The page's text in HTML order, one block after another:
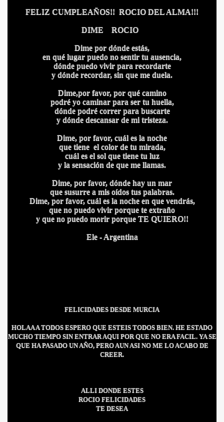
FELIZ CUMPLEAÑOS!! ROCIO DEL ALMA!!!
DIME ROCIO
Dime por dónde estás,
en qué lugar puedo no sentir tu ausencia,
dónde puedo vivir para recordarte
y dónde recordar, sin que me duela.
Dime,por favor, por qué camino
podré yo caminar para ser tu huella,
dónde podré correr para buscarte
y dónde descansar de mi tristeza.
Dime, por favor, cuál es la noche
que tiene el color de tu mirada,
cuál es el sol que tiene tu luz
y la sensación de que me llamas.
Dime, por favor, dónde hay un mar
que susurre a mis oídos tus palabras.
Dime, por favor, cuál es la noche en que vendrás,
que no puedo vivir porque te extraño
y que no puedo morir porque TE QUIERO!!
Ele - Argentina
FELICIDADES DESDE MURCIA
HOLAA A TODOS ESPERO QUE ESTEIS TODOS BIEN. HE ESTADO
MUCHO TIEMPO SIN ENTRAR AQUI POR QUE NO ERA FACIL. YA SE
QUE HA PASADO UN AÑO, PERO AUN ASI NO ME LO ACABO DE
CREER.
ALLI DONDE ESTES
ROCIO FELICIDADES
TE DESEA